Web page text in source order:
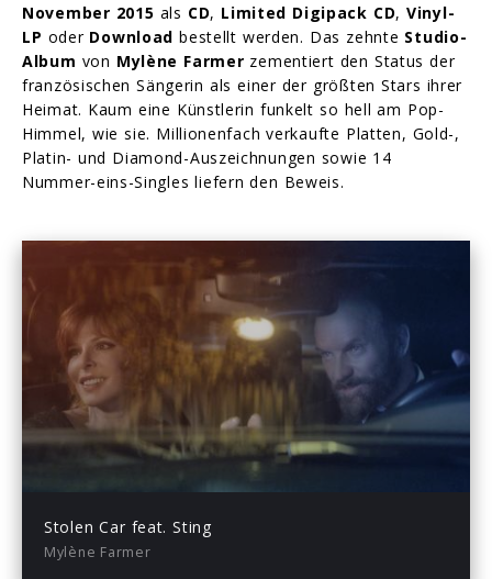
November 2015 als CD, Limited Digipack CD, Vinyl-
LP oder Download bestellt werden. Das zehnte Studio-
Album von Mylène Farmer zementiert den Status der
französischen Sängerin als einer der größten Stars ihrer
Heimat. Kaum eine Künstlerin funkelt so hell am Pop-
Himmel, wie sie. Millionenfach verkaufte Platten, Gold-,
Platin- und Diamond-Auszeichnungen sowie 14
Nummer-eins-Singles liefern den Beweis.
Play
Stolen Car feat. Sting
Mylène Farmer